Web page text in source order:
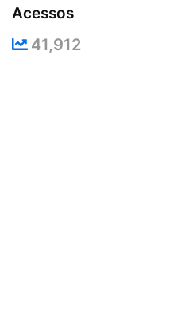
Acessos
41,912